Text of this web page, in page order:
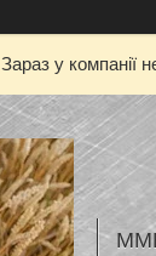
Зараз у компанії